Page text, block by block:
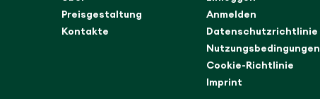
Preisgestaltung
Kontakte
Anmelden
Datenschutzrichtlinie
Nutzungsbedingungen
Cookie-Richtlinie
Imprint